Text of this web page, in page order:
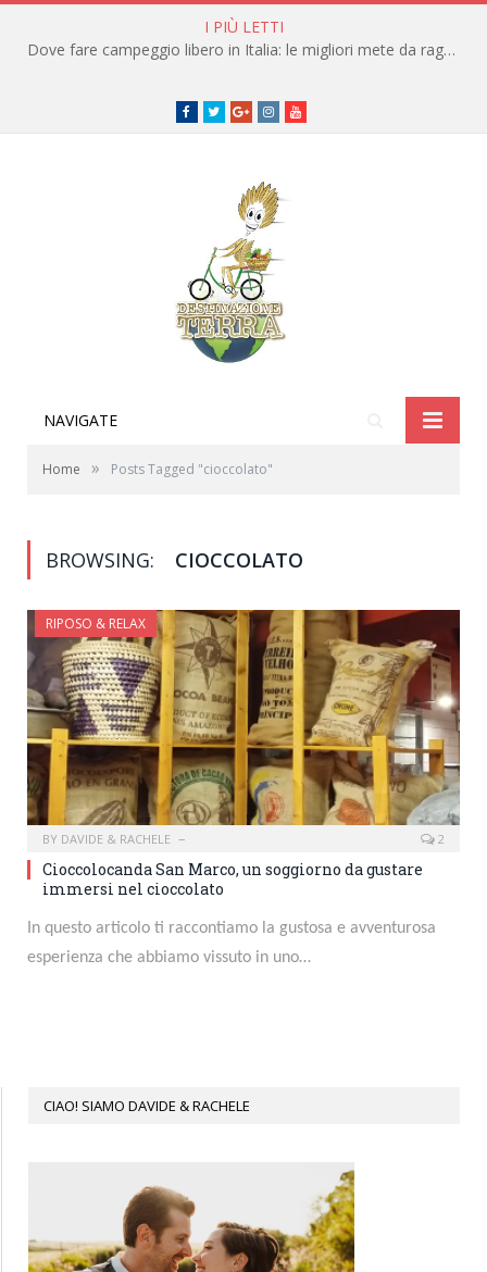
I PIÙ LETTI
Dove fare campeggio libero in Italia: le migliori mete da raggiungere in traghetto
Facebook
TwitterGoogle+instagramyoutube
NAVIGATE
Home » Posts Tagged "cioccolato"
BROWSING: CIOCCOLATO
RIPOSO & RELAX
BY DAVIDE & RACHELE 2
Cioccolocanda San Marco, un soggiorno da gustare
immersi nel cioccolato
In questo articolo ti raccontiamo la gustosa e avventurosa
esperienza che abbiamo vissuto in uno…
CIAO! SIAMO DAVIDE & RACHELE